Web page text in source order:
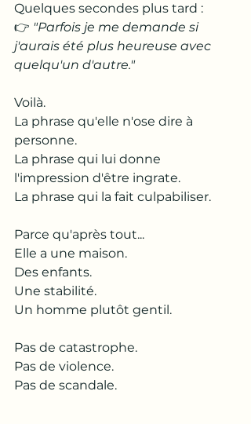
Quelques secondes plus tard :
👉 "Parfois je me demande si
j'aurais été plus heureuse avec
quelqu'un d'autre."
Voilà.
La phrase qu'elle n'ose dire à
personne.
La phrase qui lui donne
l'impression d'être ingrate.
La phrase qui la fait culpabiliser.
Parce qu'après tout...
Elle a une maison.
Des enfants.
Une stabilité.
Un homme plutôt gentil.
Pas de catastrophe.
Pas de violence.
Pas de scandale.